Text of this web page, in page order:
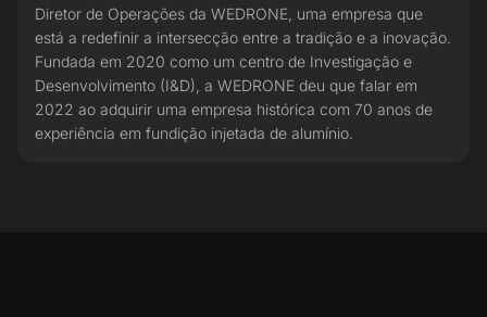
Diretor de Operações da WEDRONE, uma empresa que
está a redefinir a intersecção entre a tradição e a inovação.
Fundada em 2020 como um centro de Investigação e
Desenvolvimento (I&D), a WEDRONE deu que falar em
2022 ao adquirir uma empresa histórica com 70 anos de
experiência em fundição injetada de alumínio.